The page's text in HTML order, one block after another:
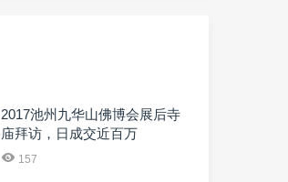
2017池州九华山佛博会展后寺
庙拜访，日成交近百万
157